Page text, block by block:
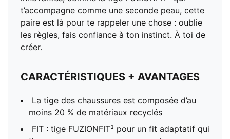
t’accompagne comme une seconde peau, cette
paire est là pour te rappeler une chose : oublie
les règles, fais confiance à ton instinct. À toi de
créer.
CARACTÉRISTIQUES + AVANTAGES
La tige des chaussures est composée d’au
moins 20 % de matériaux recyclés
FIT : tige FUZIONFIT³ pour un fit adaptatif qui